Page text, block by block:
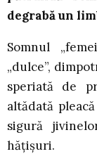
degrabă un
Somnul
„dulce”,
speriată de
altădată
sigură
hățișuri.